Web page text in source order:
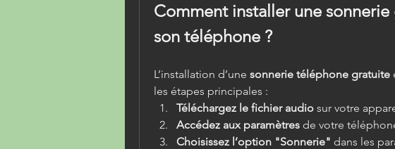
Comment installer une
son téléphone ?
L’installation d’une sonnerie téléphone gratuite
les étapes principales :
Téléchargez le fichier audio sur votre
Accédez aux paramètres de votre
Choisissez l’option "Sonnerie" dans les